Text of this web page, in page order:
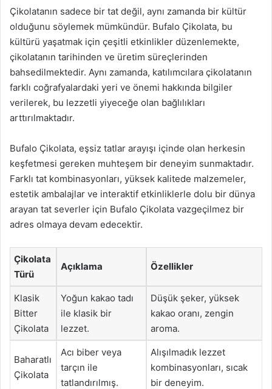
Çikolatanın sadece bir tat değil, aynı zamanda bir kültür
olduğunu söylemek mümkündür. Bufalo Çikolata, bu
kültürü yaşatmak için çeşitli etkinlikler düzenlemekte,
çikolatanın tarihinden ve üretim süreçlerinden
bahsedilmektedir. Aynı zamanda, katılımcılara çikolatanın
farklı coğrafyalardaki yeri ve önemi hakkında bilgiler
verilerek, bu lezzetli yiyeceğe olan bağlılıkları
arttırılmaktadır.
Bufalo Çikolata, eşsiz tatlar arayışı içinde olan herkesin
keşfetmesi gereken muhteşem bir deneyim sunmaktadır.
Farklı tat kombinasyonları, yüksek kalitede malzemeler,
estetik ambalajlar ve interaktif etkinliklerle dolu bir dünya
arayan tat severler için Bufalo Çikolata vazgeçilmez bir
adres olmaya devam edecektir.
Çikolata
Türü
Açıklama Özellikler
Klasik
Bitter
Çikolata
Yoğun kakao tadı
ile klasik bir
lezzet.
Düşük şeker, yüksek
kakao oranı, zengin
aroma.
Baharatlı
Çikolata
Acı biber veya
tarçın ile
tatlandırılmış.
Alışılmadık lezzet
kombinasyonları, sıcak
bir deneyim.